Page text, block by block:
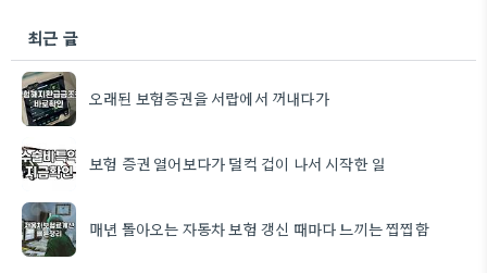
최근 글
오래된 보험증권을 서랍에서 꺼내다가
보험 증권 열어보다가 덜컥 겁이 나서 시작한 일
매년 돌아오는 자동차 보험 갱신 때마다 느끼는 찝찝함